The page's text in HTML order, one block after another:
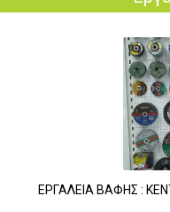
ΕΡΓΑΛΕΙΑ ΒΑΦΗΣ :